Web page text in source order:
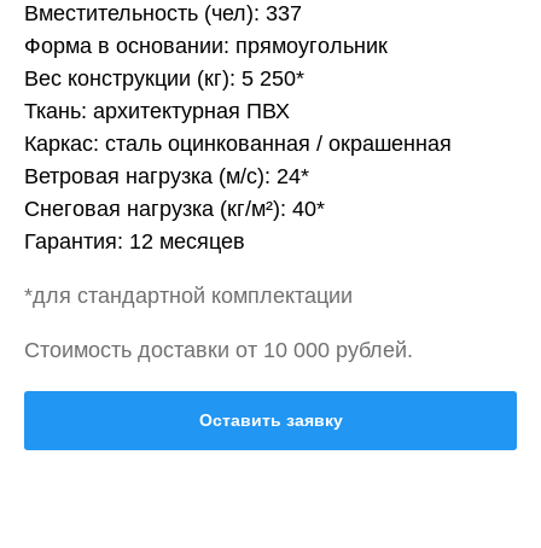
Вместительность (чел): 337
Форма в основании: прямоугольник
Вес конструкции (кг): 5 250*
Ткань: архитектурная ПВХ
Каркас: сталь оцинкованная / окрашенная
Ветровая нагрузка (м/с): 24*
Снеговая нагрузка (кг/м²): 40*
Гарантия: 12 месяцев
*для стандартной комплектации
Стоимость доставки от 10 000 рублей.
Оставить заявку